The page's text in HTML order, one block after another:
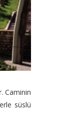
Caminin
süslü